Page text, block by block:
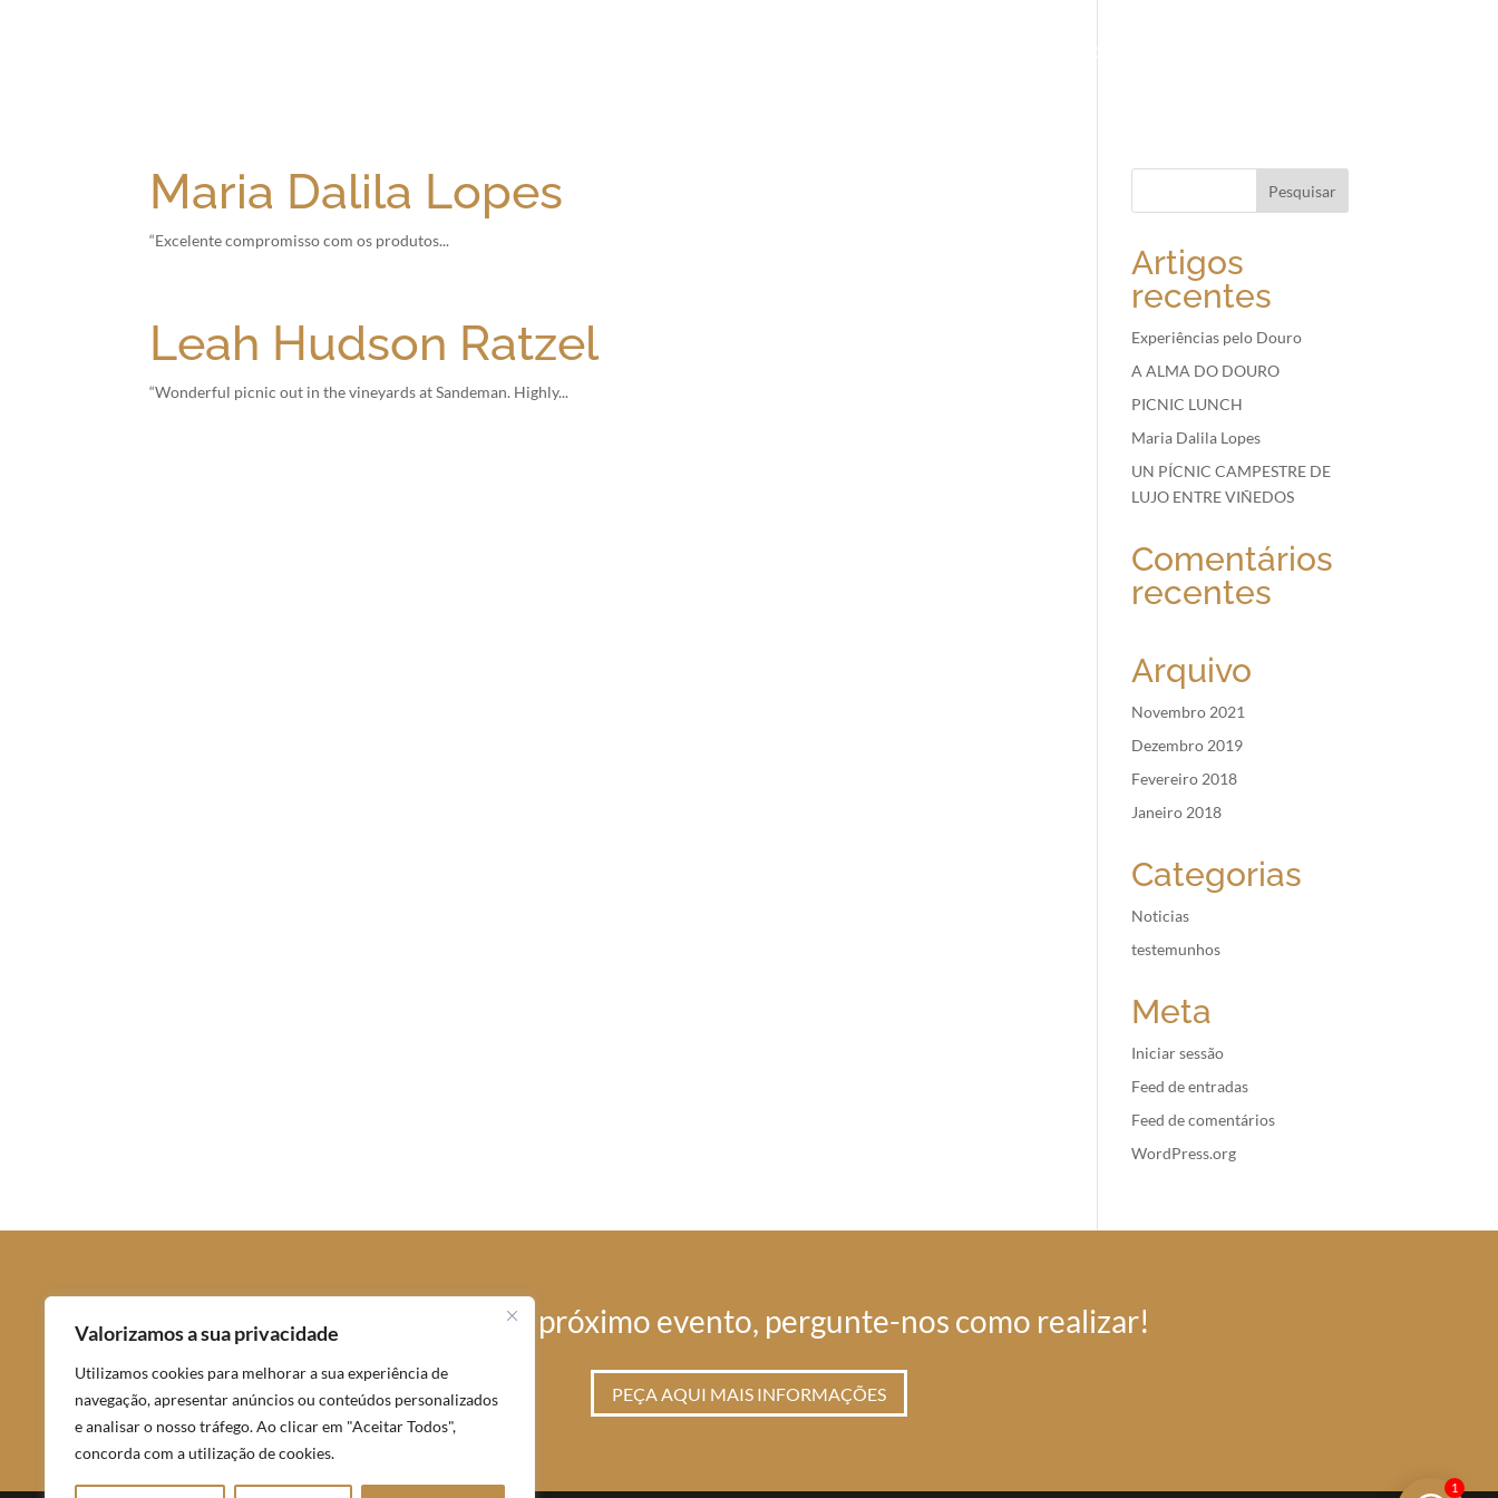
Valorizamos a sua privacidade
Utilizamos cookies para melhorar a sua experiência de
navegação, apresentar anúncios ou conteúdos personalizados
e analisar o nosso tráfego. Ao clicar em "Aceitar Todos",
concorda com a utilização de cookies.
Maria Dalila Lopes
“Excelente compromisso com os produtos...
Leah Hudson Ratzel
“Wonderful picnic out in the vineyards at Sandeman. Highly...
Artigos
recentes
Experiências pelo Douro
A ALMA DO DOURO
PICNIC LUNCH
Maria Dalila Lopes
UN PÍCNIC CAMPESTRE DE
LUJO ENTRE VIÑEDOS
Comentários
recentes
Arquivo
Novembro 2021
Dezembro 2019
Fevereiro 2018
Janeiro 2018
Categorias
Noticias
testemunhos
Meta
Iniciar sessão
Feed de entradas
Feed de comentários
WordPress.org
Idealize o seu próximo evento, pergunte-nos como realizar!
PEÇA AQUI MAIS INFORMAÇÕES
1